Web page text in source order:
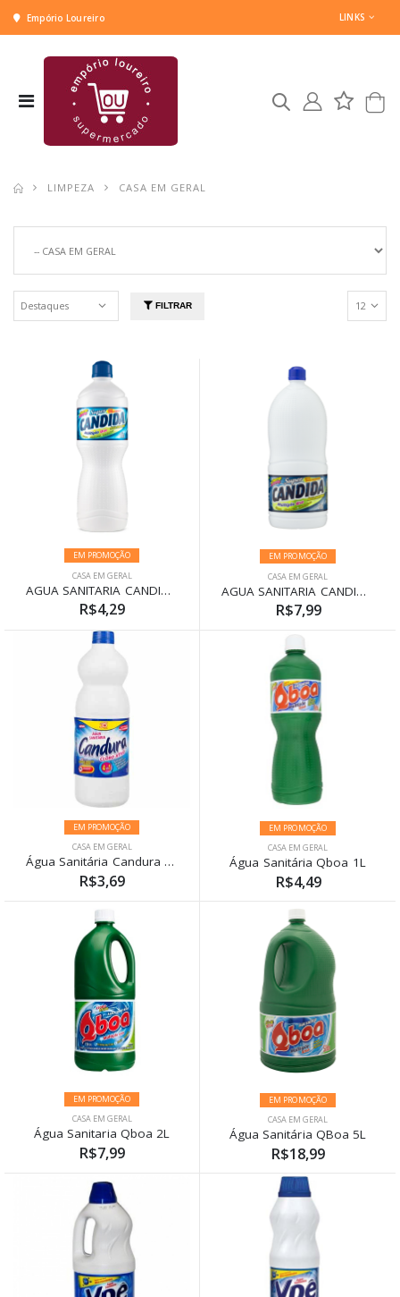
Empório Loureiro LINKS
LIMPEZA CASA EM GERAL
FILTRAR
EM PROMOÇÃO
CASA EM GERAL
AGUA SANITARIA CANDIDA 1L
R$4,29
EM PROMOÇÃO
CASA EM GERAL
AGUA SANITARIA CANDIDA 2L
R$7,99
EM PROMOÇÃO
CASA EM GERAL
Água Sanitária Candura 1 Litro
R$3,69
EM PROMOÇÃO
CASA EM GERAL
Água Sanitária Qboa 1L
R$4,49
EM PROMOÇÃO
CASA EM GERAL
Água Sanitaria Qboa 2L
R$7,99
EM PROMOÇÃO
CASA EM GERAL
Água Sanitária QBoa 5L
R$18,99